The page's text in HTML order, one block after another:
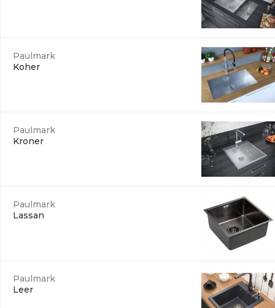
Paulmark
Koher
Paulmark
Kroner
Paulmark
Lassan
Paulmark
Leer